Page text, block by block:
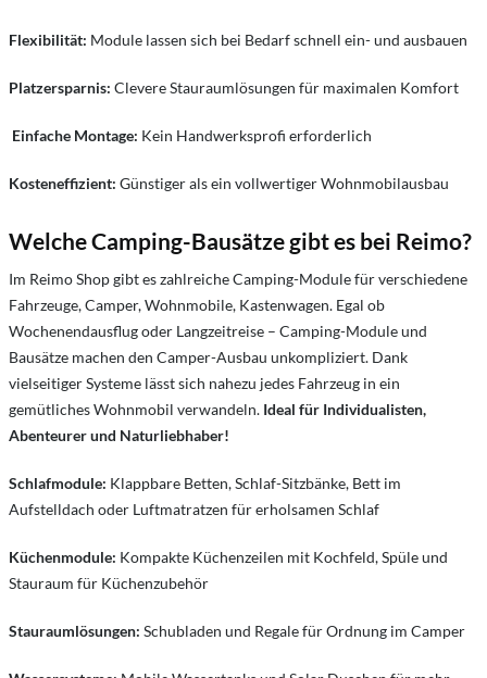
Flexibilität: Module lassen sich bei Bedarf schnell ein- und ausbauen
Platzersparnis: Clevere Stauraumlösungen für maximalen Komfort
Einfache Montage: Kein Handwerksprofi erforderlich
Kosteneffizient: Günstiger als ein vollwertiger Wohnmobilausbau
Welche Camping-Bausätze gibt es bei Reimo?
Im Reimo Shop gibt es zahlreiche Camping-Module für verschiedene
Fahrzeuge, Camper, Wohnmobile, Kastenwagen. Egal ob
Wochenendausflug oder Langzeitreise – Camping-Module und
Bausätze machen den Camper-Ausbau unkompliziert. Dank
vielseitiger Systeme lässt sich nahezu jedes Fahrzeug in ein
gemütliches Wohnmobil verwandeln. Ideal für Individualisten,
Abenteurer und Naturliebhaber!
Schlafmodule: Klappbare Betten, Schlaf-Sitzbänke, Bett im
Aufstelldach oder Luftmatratzen für erholsamen Schlaf
Küchenmodule: Kompakte Küchenzeilen mit Kochfeld, Spüle und
Stauraum für Küchenzubehör
Stauraumlösungen: Schubladen und Regale für Ordnung im Camper